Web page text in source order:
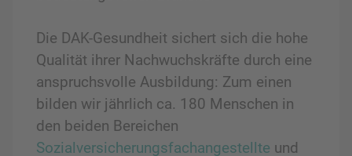
Die DAK-Gesundheit sichert sich die hohe
Qualität ihrer Nachwuchskräfte durch eine
anspruchsvolle Ausbildung: Zum einen
bilden wir jährlich ca. 180 Menschen in
den beiden Bereichen
Sozialversicherungsfachangestellte und